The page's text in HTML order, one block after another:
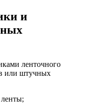
и
ленточного
или штучных
ленты;